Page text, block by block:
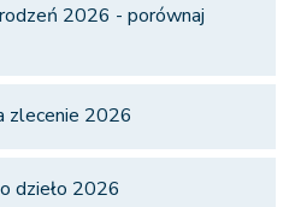
2026 - porównaj
zlecenie 2026
dzieło 2026